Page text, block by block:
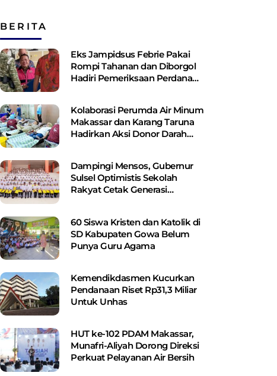
BERITA
Eks Jampidsus Febrie Pakai
Rompi Tahanan dan Diborgol
Hadiri Pemeriksaan Perdana
Kolaborasi Perumda Air Minum
Makassar dan Karang Taruna
Hadirkan Aksi Donor Darah
Dampingi Mensos, Gubernur
Sulsel Optimistis Sekolah
Rakyat Cetak Generasi
60 Siswa Kristen dan Katolik di
SD Kabupaten Gowa Belum
Punya Guru Agama
Kemendikdasmen Kucurkan
Pendanaan Riset Rp31,3 Miliar
Untuk Unhas
HUT ke-102 PDAM Makassar,
Munafri-Aliyah Dorong Direksi
Perkuat Pelayanan Air Bersih